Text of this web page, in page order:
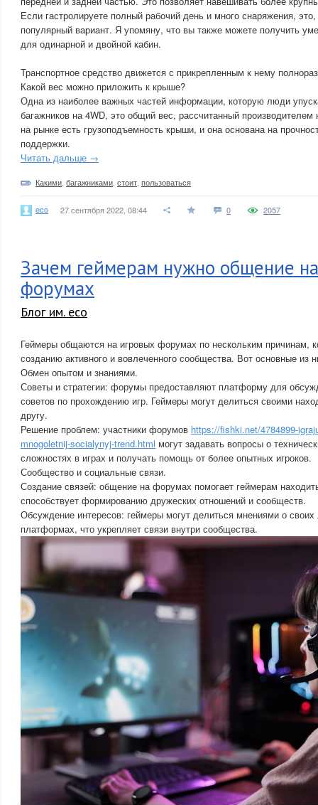
Если гастролируете полный рабочий день и много снаряжения,
популярный вариант. Я упомяну, что вы также можете получить
для одинарной и двойной кабин.
Транспортное средство движется с прикрепленным к нему
Какой вес можно приложить к крыше?
Одна из наиболее важных частей информации, которую люди
багажников на 4WD, это общий вес, рассчитанный
на рынке есть грузоподъемность крыши, и она основана на
поддержки.
Читать дальше →
Какими багажниками стоит пользоваться
eco 27 сентября 2022, 08:44 0 2057
Зачем геймерам нужно общение
форумах
Блог им. eco
Геймеры общаются на игровых форумах по нескольким причинам,
созданию активного и вовлеченного сообщества. Вот основные из
Обмен опытом и знаниями.
Советы и стратегии: форумы предоставляют платформу для
советов по прохождению игр. Геймеры могут делиться своими
другу.
Решение проблем: участники форумов https://fishki.net/4784899-
mnogoletnij-socialynyj-trend.html могут задавать вопросы о
сложностях в играх и получать помощь от более опытных игроков.
Сообщество и социальные связи.
Создание связей: общение на форумах помогает геймерам
способствует формированию дружеских отношений и сообществ.
Обсуждение интересов: геймеры могут делиться мнениями о
платформах, что укрепляет связи внутри сообщества.